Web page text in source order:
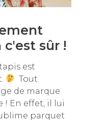
sûr !
est
Tout
de marque
! En effet, il lui
parquet